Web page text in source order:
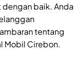
baik. Anda
tentang
Mobil Cirebon.